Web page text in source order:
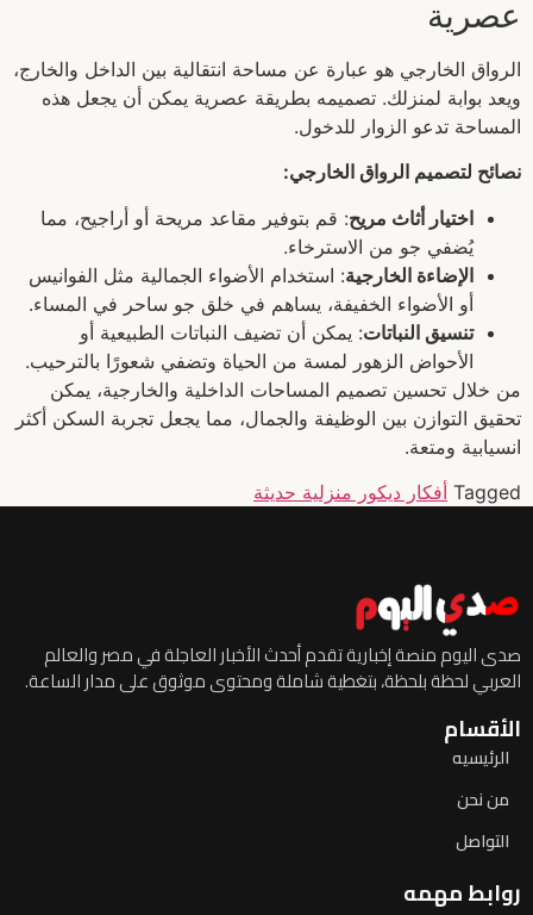
عصرية
الرواق الخارجي هو عبارة عن مساحة انتقالية بين الداخل والخارج،
ويعد بوابة لمنزلك. تصميمه بطريقة عصرية يمكن أن يجعل هذه
المساحة تدعو الزوار للدخول.
نصائح لتصميم الرواق الخارجي:
اختيار أثاث مريح: قم بتوفير مقاعد مريحة أو أراجيح، مما
يُضفي جو من الاسترخاء.
الإضاءة الخارجية: استخدام الأضواء الجمالية مثل الفوانيس
أو الأضواء الخفيفة، يساهم في خلق جو ساحر في المساء.
تنسيق النباتات: يمكن أن تضيف النباتات الطبيعية أو
الأحواض الزهور لمسة من الحياة وتضفي شعورًا بالترحيب.
من خلال تحسين تصميم المساحات الداخلية والخارجية، يمكن
تحقيق التوازن بين الوظيفة والجمال، مما يجعل تجربة السكن أكثر
انسيابية ومتعة.
Tagged أفكار ديكور منزلية حديثة
صدى اليوم منصة إخبارية تقدم أحدث الأخبار العاجلة في مصر والعالم
العربي لحظة بلحظة، بتغطية شاملة ومحتوى موثوق على مدار الساعة.
الأقسام
الرئيسيه
من نحن
التواصل
روابط مهمه